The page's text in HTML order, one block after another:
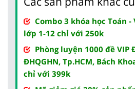
Combo 3 khóa học Toán -
lớp 1-12 chỉ với 250k
Phòng luyện 1000 đề VIP
ĐHQGHN, Tp.HCM, Bách
chỉ với 399k